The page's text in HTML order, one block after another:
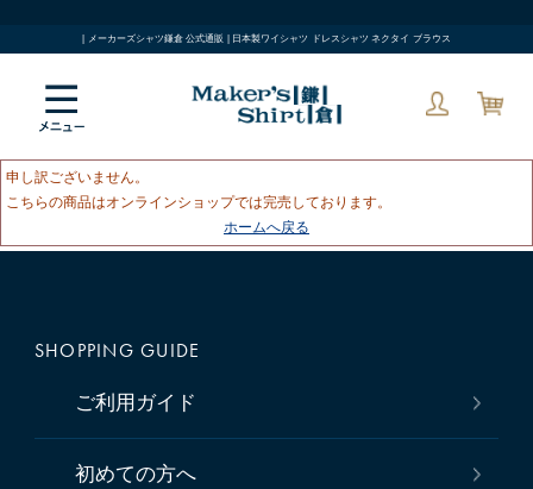
| メーカーズシャツ鎌倉 公式通販 | 日本製ワイシャツ ドレスシャツ ネクタイ ブラウス
申し訳ございません。
こちらの商品はオンラインショップでは完売しております。
ホームへ戻る
SHOPPING GUIDE
ご利用ガイド
初めての方へ